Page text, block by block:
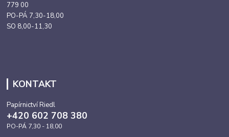
779 00
PO-PÁ 7,30-18,00
SO 8,00-11,30
KONTAKT
Papírnictví Riedl
+420 602 708 380
PO-PÁ 7,30 - 18,00